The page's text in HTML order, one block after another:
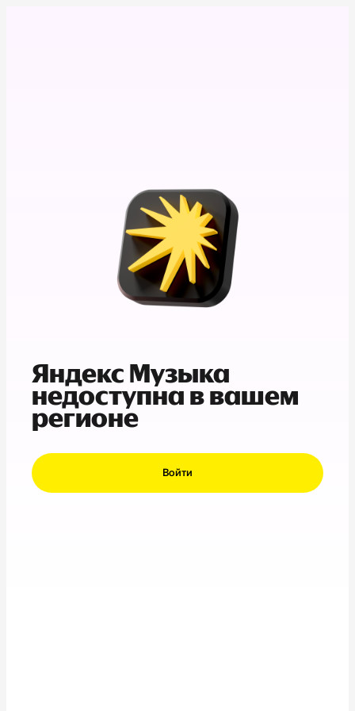
Яндекс Музыка
недоступна в вашем
регионе
Войти